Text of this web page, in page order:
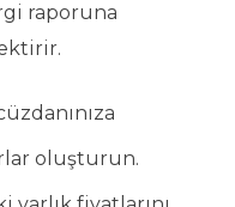
raporuna
oluşturun.